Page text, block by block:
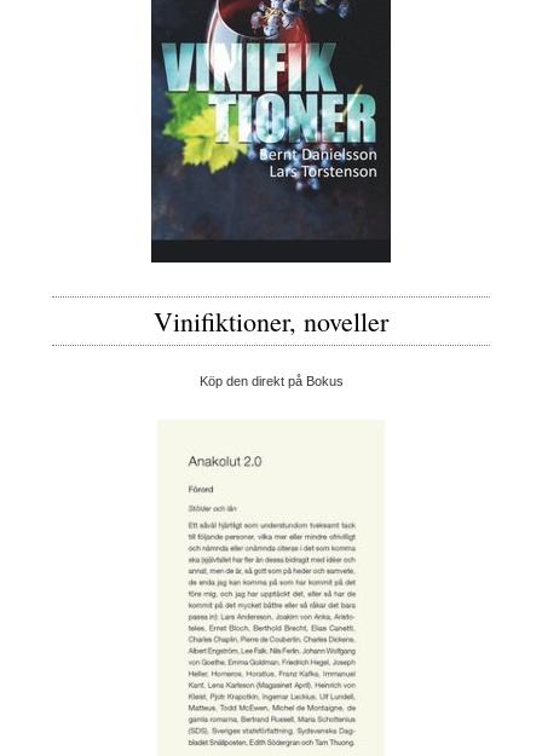
Vinifiktioner, noveller
Köp den direkt på Bokus